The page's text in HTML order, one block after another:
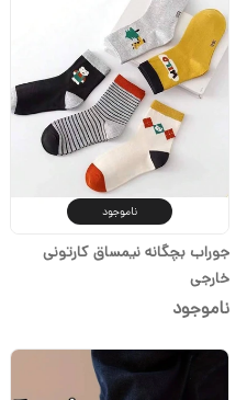
ناموجود
جوراب بچگانه نیمساق کارتونی
خارجی
ناموجود